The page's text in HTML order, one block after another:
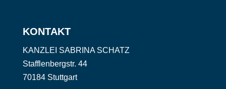
KONTAKT
KANZLEI SABRINA SCHATZ
Stafflenbergstr. 44
70184 Stuttgart